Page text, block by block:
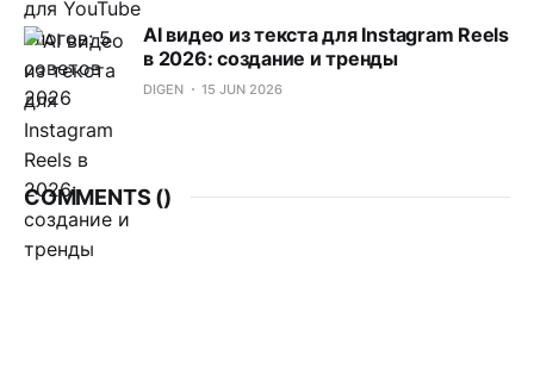
AI видео из текста для Instagram Reels
в 2026: создание и тренды
DIGEN 15 JUN 2026
COMMENTS ()